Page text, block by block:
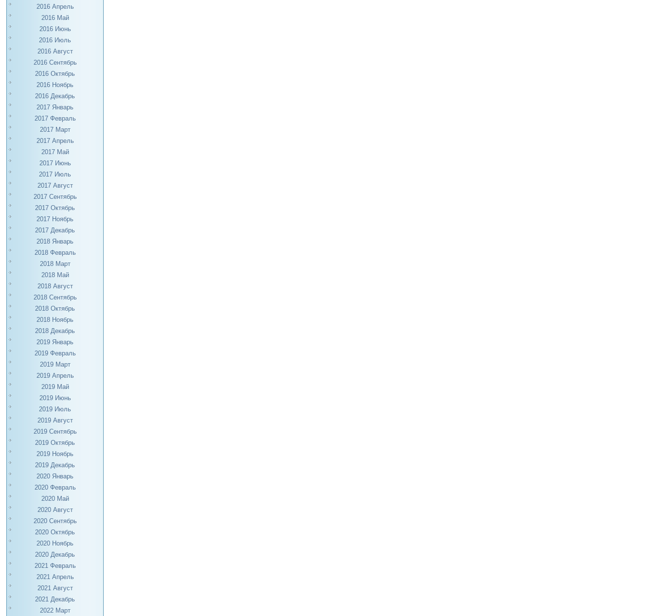
2016 Апрель
2016 Май
2016 Июнь
2016 Июль
2016 Август
2016 Сентябрь
2016 Октябрь
2016 Ноябрь
2016 Декабрь
2017 Январь
2017 Февраль
2017 Март
2017 Апрель
2017 Май
2017 Июнь
2017 Июль
2017 Август
2017 Сентябрь
2017 Октябрь
2017 Ноябрь
2017 Декабрь
2018 Январь
2018 Февраль
2018 Март
2018 Май
2018 Август
2018 Сентябрь
2018 Октябрь
2018 Ноябрь
2018 Декабрь
2019 Январь
2019 Февраль
2019 Март
2019 Апрель
2019 Май
2019 Июнь
2019 Июль
2019 Август
2019 Сентябрь
2019 Октябрь
2019 Ноябрь
2019 Декабрь
2020 Январь
2020 Февраль
2020 Май
2020 Август
2020 Сентябрь
2020 Октябрь
2020 Ноябрь
2020 Декабрь
2021 Февраль
2021 Апрель
2021 Август
2021 Декабрь
2022 Март